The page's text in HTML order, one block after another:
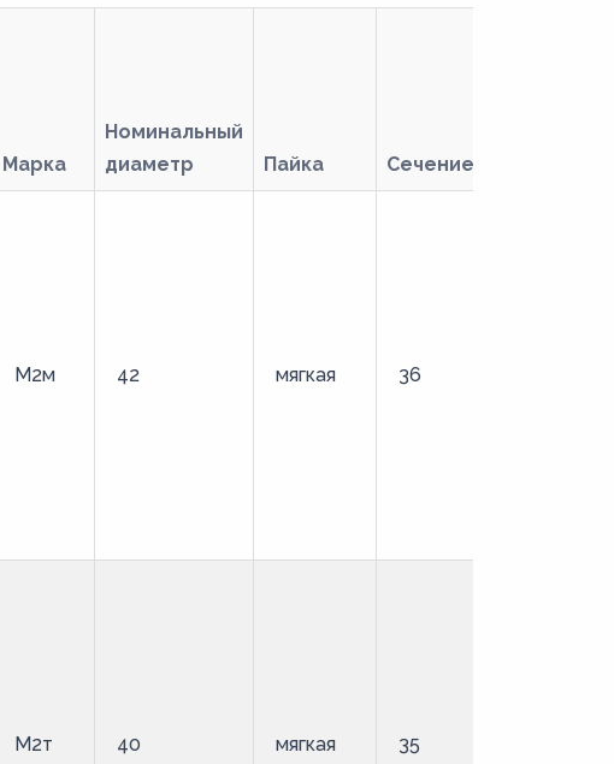
Марка
Номинальный
диаметр
Пайка Сечение
М2м 42 мягкая 36
М2т 40 мягкая 35